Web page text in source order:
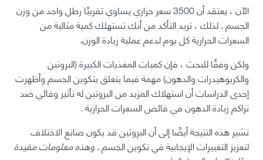
الآن ،
يعتقد أن 3500 سعر حراري يساوي تقريبًا رطل واحد من وزن
الجسم. لذلك ، تريد التأكد من أنك تستهلك كمية مثالية من
السعرات الحرارية كل يوم لدعم عملية زيادة الوزن.
ولكنوفقًا للبحث ، فإن كميات المغذيات الكبيرة (البروتين
والكربوهيدرات والدهون) مهمة فيما يتعلق بتكوين الجسم وأظهرت
إحدى الدراسات أن استهلاك المزيد منالبروتينله تأثير وقائي ضد
تراكم زيادة الدهون في فائض السعرات الحرارية.
تشير هذه النتيجة أيضًا إلى أن البروتين قد يكون صانع الاختلاف
لتعزيز التغييرات الإيجابية في تكوين الجسم.وهذه معلومات مفيدة